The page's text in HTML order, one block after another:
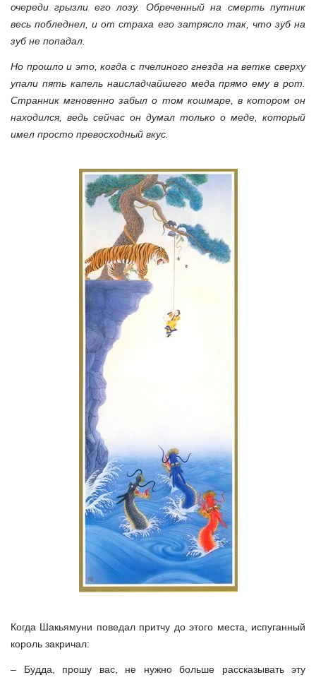
очереди грызли его лозу. Обреченный на смерть путник
весь побледнел, и от страха его затрясло так, что зуб на
зуб не попадал.
Но прошло и это, когда с пчелиного гнезда на ветке сверху
упали пять капель наисладчайшего меда прямо ему в рот.
Странник мгновенно забыл о том кошмаре, в котором он
находился, ведь сейчас он думал только о меде, который
имел просто превосходный вкус.
Когда Шакьямуни поведал притчу до этого места, испуганный
король закричал:
– Будда, прошу вас, не нужно больше рассказывать эту